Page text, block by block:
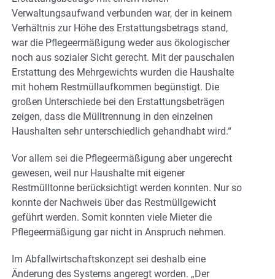
Verwaltungsaufwand verbunden war, der in keinem
Verhältnis zur Höhe des Erstattungsbetrags stand,
war die Pflegeermäßigung weder aus ökologischer
noch aus sozialer Sicht gerecht. Mit der pauschalen
Erstattung des Mehrgewichts wurden die Haushalte
mit hohem Restmüllaufkommen begünstigt. Die
großen Unterschiede bei den Erstattungsbeträgen
zeigen, dass die Mülltrennung in den einzelnen
Haushalten sehr unterschiedlich gehandhabt wird.“
Vor allem sei die Pflegeermäßigung aber ungerecht
gewesen, weil nur Haushalte mit eigener
Restmülltonne berücksichtigt werden konnten. Nur so
konnte der Nachweis über das Restmüllgewicht
geführt werden. Somit konnten viele Mieter die
Pflegeermäßigung gar nicht in Anspruch nehmen.
Im Abfallwirtschaftskonzept sei deshalb eine
Änderung des Systems angeregt worden. „Der